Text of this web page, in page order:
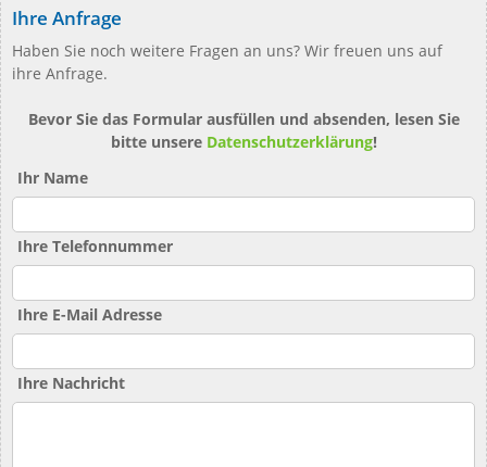
Ihre Anfrage
Haben Sie noch weitere Fragen an uns? Wir freuen uns auf
ihre Anfrage.
Bevor Sie das Formular ausfüllen und absenden, lesen Sie
bitte unsere Datenschutzerklärung!
Ihr Name
Ihre Telefonnummer
Ihre E-Mail Adresse
Ihre Nachricht